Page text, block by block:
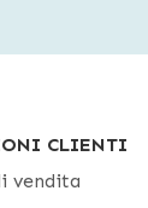
CLIENTI
vendita